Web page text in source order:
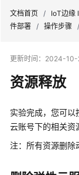
新
动
态
产
品
介
文档首页 / IoT边缘
件部署 / 操作步骤 /
更新时间： 2024-10-
资源释放
实验完成，您可以
云账号下的相关资
注：所有资源删除